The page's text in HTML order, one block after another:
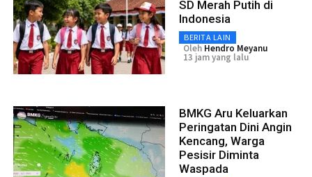
SD Merah Putih di
Indonesia
BERITA LAIN
Oleh Hendro Meyanu
13 jam yang lalu
BMKG Aru Keluarkan
Peringatan Dini Angin
Kencang, Warga
Pesisir Diminta
Waspada